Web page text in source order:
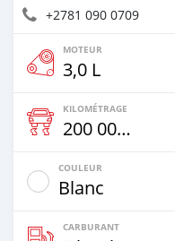
+2781 090 0709
MOTEUR
3,0 L
KILOMÉTRAGE
200 000 Km
COULEUR
Blanc
CARBURANT